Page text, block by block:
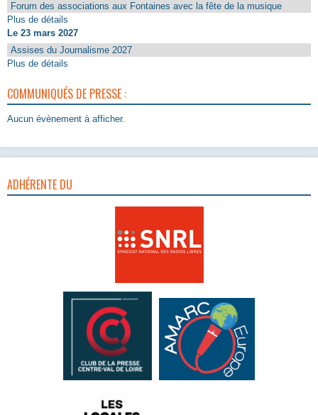
Forum des associations aux Fontaines avec la fête de la musique
Plus de détails
Le 23 mars 2027
Assises du Journalisme 2027
Plus de détails
COMMUNIQUÉS DE PRESSE :
Aucun évènement à afficher.
ADHÉRENTE DU